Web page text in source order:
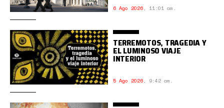
6 Ago 2026, 11:01 am.
TERREMOTOS, TRAGEDIA Y
EL LUMINOSO VIAJE
INTERIOR
5 Ago 2026, 9:42 am.